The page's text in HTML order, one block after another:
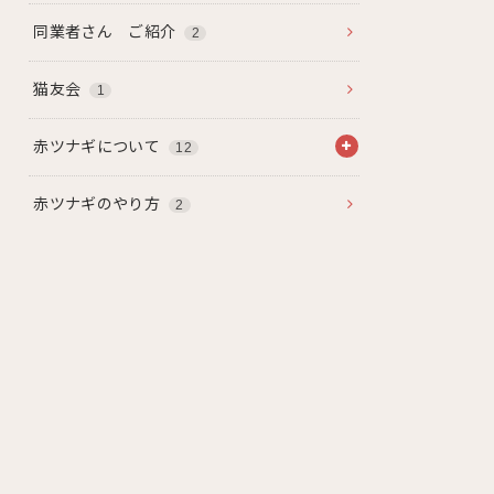
同業者さん ご紹介 2
猫友会 1
赤ツナギについて 12
赤ツナギのやり方 2